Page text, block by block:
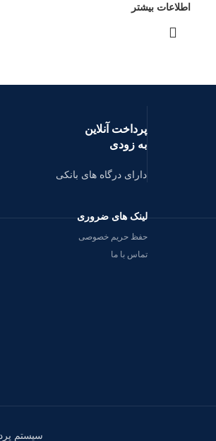
اطلاعات بیشتر
پرداخت آنلاین
به زودی
دارای درگاه های بانکی
لینک های ضروری
حفظ حریم خصوصی
تماس با ما
سیستم